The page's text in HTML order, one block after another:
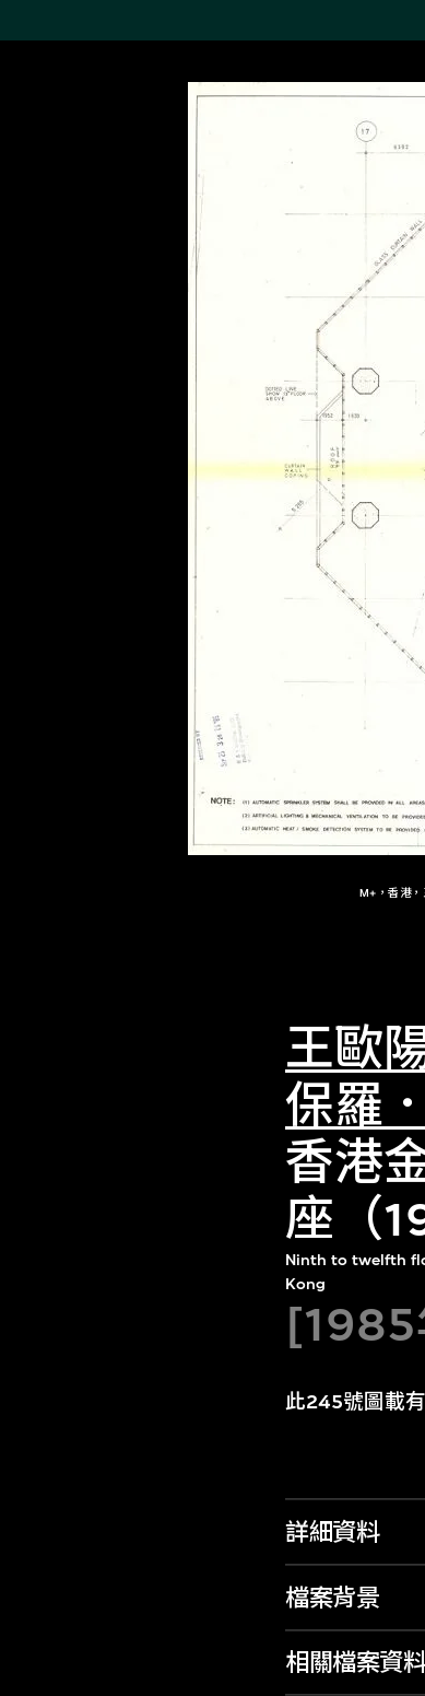
M+，香港
王歐
保羅
香港
座（
Ninth to twelfth
Kong
此245號圖載
詳細資料
檔案背景
相關檔案資
搜索M+藏
探索世界頂級的二十及二十